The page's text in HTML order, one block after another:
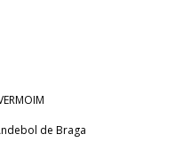
de Braga